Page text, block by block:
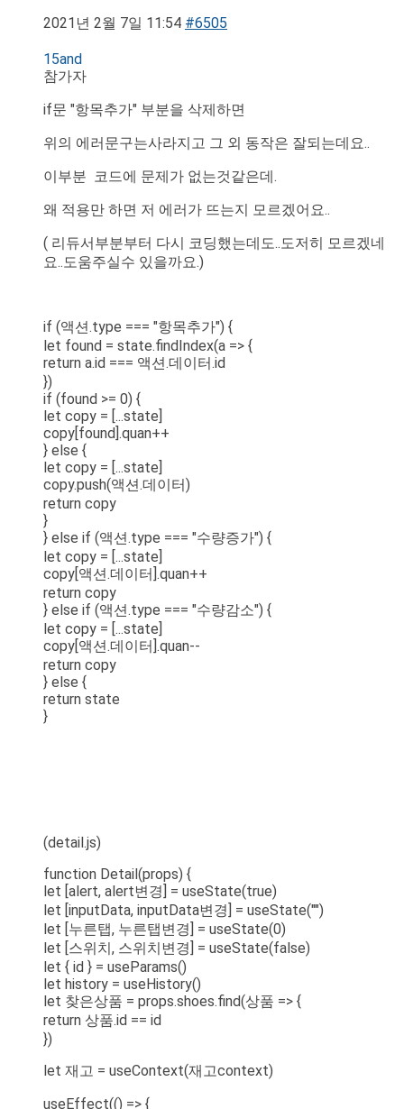
2021년 2월 7일 11:54 #6505
15and
참가자
if문 "항목추가" 부분을 삭제하면
위의 에러문구는사라지고 그 외 동작은 잘되는데요..
이부분 코드에 문제가 없는것같은데.
왜 적용만 하면 저 에러가 뜨는지 모르겠어요..
( 리듀서부분부터 다시 코딩했는데도..도저히 모르겠네
요..도움주실수 있을까요.)
if (액션.type === "항목추가") {
let found = state.findIndex(a => {
return a.id === 액션.데이터.id
})
if (found >= 0) {
let copy = [...state]
copy[found].quan++
} else {
let copy = [...state]
copy.push(액션.데이터)
return copy
}
} else if (액션.type === "수량증가") {
let copy = [...state]
copy[액션.데이터].quan++
return copy
} else if (액션.type === "수량감소") {
let copy = [...state]
copy[액션.데이터].quan--
return copy
} else {
return state
}
(detail.js)
function Detail(props) {
let [alert, alert변경] = useState(true)
let [inputData, inputData변경] = useState("")
let [누른탭, 누른탭변경] = useState(0)
let [스위치, 스위치변경] = useState(false)
let { id } = useParams()
let history = useHistory()
let 찾은상품 = props.shoes.find(상품 => {
return 상품.id == id
})
let 재고 = useContext(재고context)
useEffect(() => {